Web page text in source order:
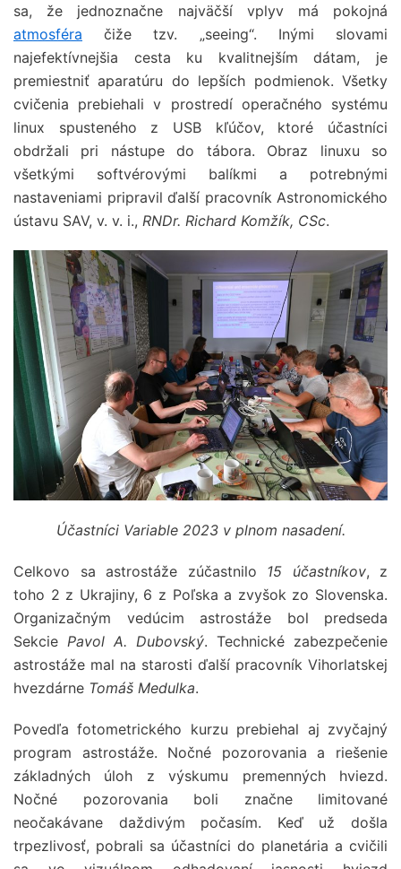
sa, že jednoznačne najväčší vplyv má pokojná
atmosféra čiže tzv. „seeing“. Inými slovami
najefektívnejšia cesta ku kvalitnejším dátam, je
premiestniť aparatúru do lepších podmienok. Všetky
cvičenia prebiehali v prostredí operačného systému
linux spusteného z USB kľúčov, ktoré účastníci
obdržali pri nástupe do tábora. Obraz linuxu so
všetkými softvérovými balíkmi a potrebnými
nastaveniami pripravil ďalší pracovník Astronomického
ústavu SAV, v. v. i., RNDr. Richard Komžík, CSc.
Účastníci Variable 2023 v plnom nasadení.
Celkovo sa astrostáže zúčastnilo 15 účastníkov, z
toho 2 z Ukrajiny, 6 z Poľska a zvyšok zo Slovenska.
Organizačným vedúcim astrostáže bol predseda
Sekcie Pavol A. Dubovský. Technické zabezpečenie
astrostáže mal na starosti ďalší pracovník Vihorlatskej
hvezdárne Tomáš Medulka.
Povedľa fotometrického kurzu prebiehal aj zvyčajný
program astrostáže. Nočné pozorovania a riešenie
základných úloh z výskumu premenných hviezd.
Nočné pozorovania boli značne limitované
neočakávane daždivým počasím. Keď už došla
trpezlivosť, pobrali sa účastníci do planetária a cvičili